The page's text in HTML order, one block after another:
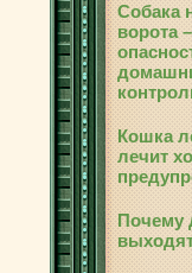
Собака
ворота
Кошка
лечит
Почему